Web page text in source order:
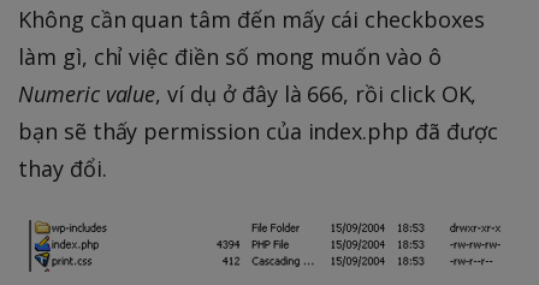
Không cần quan tâm đến mấy cái checkboxes
làm gì, chỉ việc điền số mong muốn vào ô
Numeric value, ví dụ ở đây là 666, rồi click OK,
bạn sẽ thấy permission của index.php đã được
thay đổi.